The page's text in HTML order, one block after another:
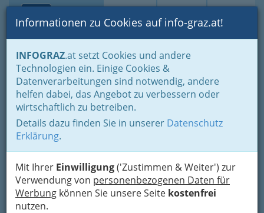
Suche Login Toggle
Informationen zu Cookies auf info-graz.at!
INFOGRAZ.at setzt Cookies und andere
Technologien ein. Einige Cookies &
Datenverarbeitungen sind notwendig, andere
helfen dabei, das Angebot zu verbessern oder
wirtschaftlich zu betreiben.
Details dazu finden Sie in unserer Datenschutz
Erklärung.
Mit Ihrer Einwilligung('Zustimmen & Weiter') zur
Verwendung von personenbezogenen Daten für
Werbung können Sie unsere Seite kostenfrei
nutzen.
Home Branchen
Einkaufen & Schenken - der Handel
Der Handel nach WKO-Gliederung
Holzhandel & Baustoffhandel
Fensterhandel und Türenhandel
Fensterhandel und
Türenhandel
Eine Tür (von altgriech.
θύρα thýra „Tür“,
neugriech. „große
Türen“), vor allem
mitteldeutsch Türe,